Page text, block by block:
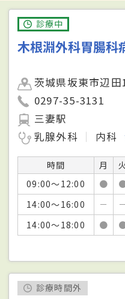
診療中
木根淵外科胃腸科
茨城県坂東市辺田
0297-35-3131
三妻駅
乳腺外科
内科
時間 月
09:00～12:00
●
14:00～16:00
－ －
14:00～18:00
●
診療時間外